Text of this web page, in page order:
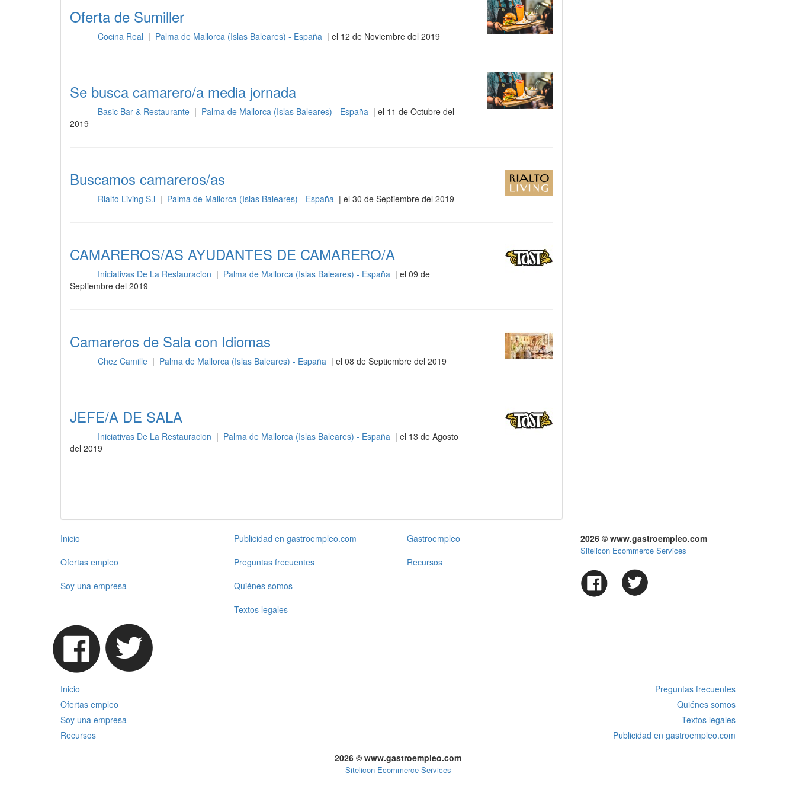
Oferta de Sumiller
Cocina Real | Palma de Mallorca (Islas Baleares) - España | el 12 de Noviembre del 2019
Se busca camarero/a media jornada
Basic Bar & Restaurante | Palma de Mallorca (Islas Baleares) - España | el 11 de Octubre del
2019
Buscamos camareros/as
Rialto Living S.l | Palma de Mallorca (Islas Baleares) - España | el 30 de Septiembre del 2019
CAMAREROS/AS AYUDANTES DE CAMARERO/A
Iniciativas De La Restauracion | Palma de Mallorca (Islas Baleares) - España | el 09 de
Septiembre del 2019
Camareros de Sala con Idiomas
Chez Camille | Palma de Mallorca (Islas Baleares) - España | el 08 de Septiembre del 2019
JEFE/A DE SALA
Iniciativas De La Restauracion | Palma de Mallorca (Islas Baleares) - España | el 13 de Agosto
del 2019
Inicio
Ofertas empleo
Soy una empresa
Publicidad en gastroempleo.com
Preguntas frecuentes
Quiénes somos
Textos legales
Gastroempleo
Recursos
2026 © www.gastroempleo.com
Sitelicon Ecommerce Services
Inicio
Preguntas frecuentes
Ofertas empleo
Quiénes somos
Soy una empresa
Textos legales
Recursos
Publicidad en gastroempleo.com
2026 © www.gastroempleo.com
Sitelicon Ecommerce Services